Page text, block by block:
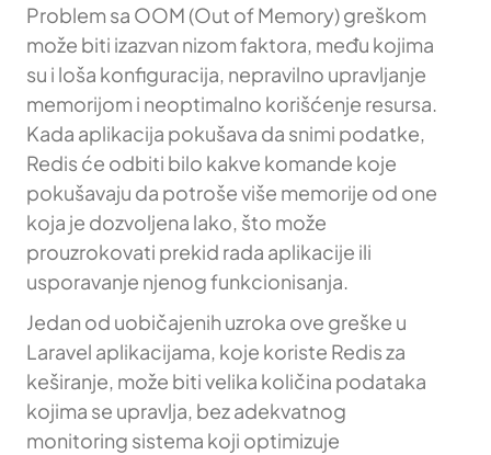
Problem sa OOM (Out of Memory) greškom
može biti izazvan nizom faktora, među kojima
su i loša konfiguracija, nepravilno upravljanje
memorijom i neoptimalno korišćenje resursa.
Kada aplikacija pokušava da snimi podatke,
Redis će odbiti bilo kakve komande koje
pokušavaju da potroše više memorije od one
koja je dozvoljena lako, što može
prouzrokovati prekid rada aplikacije ili
usporavanje njenog funkcionisanja.
Jedan od uobičajenih uzroka ove greške u
Laravel aplikacijama, koje koriste Redis za
keširanje, može biti velika količina podataka
kojima se upravlja, bez adekvatnog
monitoring sistema koji optimizuje